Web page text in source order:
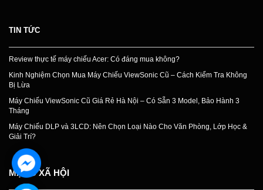
TIN TỨC
Review thực tế máy chiếu Acer: Có đáng mua không?
Kinh Nghiệm Chọn Mua Máy Chiếu ViewSonic Cũ – Cách Kiểm Tra Không
Bị Lừa
Máy Chiếu ViewSonic Cũ Giá Rẻ Hà Nội – Có Sẵn 3 Model, Bảo Hành 3
Tháng
Máy Chiếu DLP và 3LCD: Nên Chọn Loại Nào Cho Văn Phòng, Lớp Học &
Giải Trí?
MẠNG XÃ HỘI